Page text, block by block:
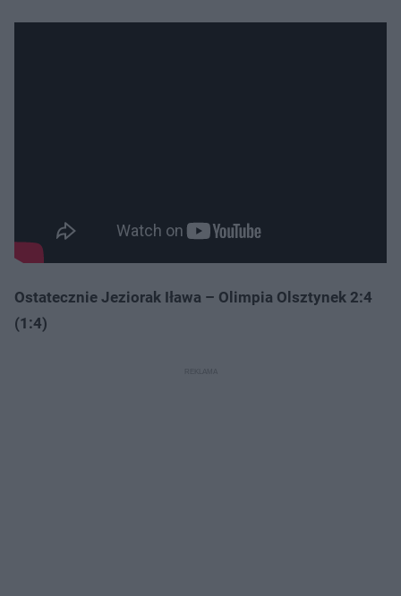
Ostatecznie Jeziorak Iława – Olimpia Olsztynek 2:4
(1:4)